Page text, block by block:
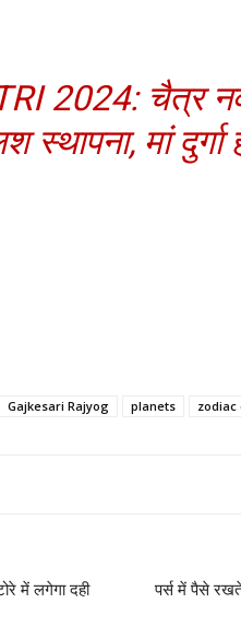
2024: चैत्र
स्थापना, मां दुर्गा
Gajkesari Rajyog planets zodiac
में लगेगा दही
पर्स में पैसे